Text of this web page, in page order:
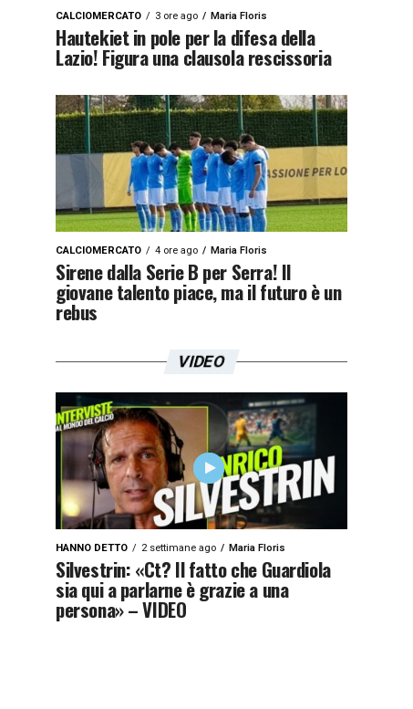
CALCIOMERCATO 3 ore ago Maria Floris
Hautekiet in pole per la difesa della
Lazio! Figura una clausola rescissoria
CALCIOMERCATO 4 ore ago Maria Floris
Sirene dalla Serie B per Serra! Il
giovane talento piace, ma il futuro è un
rebus
VIDEO
HANNO DETTO 2 settimane ago Maria Floris
Silvestrin: «Ct? Il fatto che Guardiola
sia qui a parlarne è grazie a una
persona» – VIDEO